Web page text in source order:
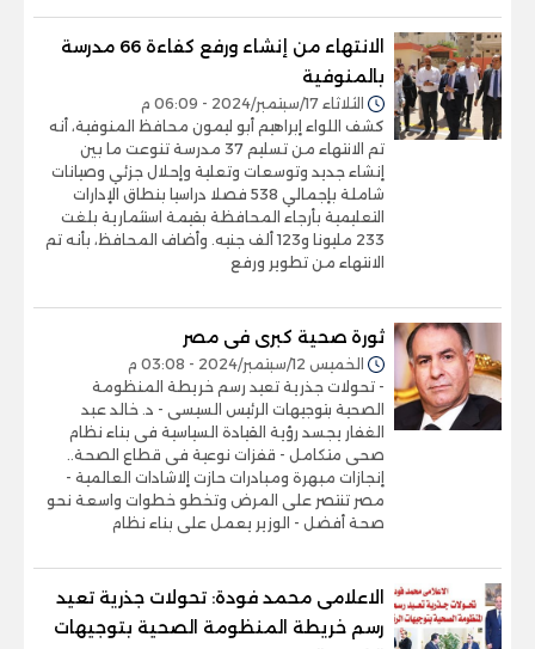
الانتهاء من إنشاء ورفع كفاءة 66 مدرسة
بالمنوفية
الثلاثاء 17/سبتمبر/2024 - 06:09 م
كشف اللواء إبراهيم أبو ليمون محافظ المنوفية، أنه
تم الانتهاء من تسليم 37 مدرسة تنوعت ما بين
إنشاء جديد وتوسعات وتعلية وإحلال جزئي وصيانات
شاملة بإجمالي 538 فصلا دراسيا بنطاق الإدارات
التعليمية بأرجاء المحافظة بقيمة استثمارية بلغت
233 مليونا و123 ألف جنيه. وأضاف المحافظ، بأنه تم
الانتهاء من تطوير ورفع
ثورة صحية كبرى فى مصر
الخميس 12/سبتمبر/2024 - 03:08 م
- تحولات جذرية تعيد رسم خريطة المنظومة
الصحية بتوجيهات الرئيس السيسى - د. خالد عبد
الغفار يجسد رؤية القيادة السياسية فى بناء نظام
صحى متكامل - قفزات نوعية فى قطاع الصحة..
إنجازات مبهرة ومبادرات حازت إلاشادات العالمية -
مصر تنتصر على المرض وتخطو خطوات واسعة نحو
صحة أفضل - الوزير يعمل على بناء نظام
الاعلامى محمد فودة: تحولات جذرية تعيد
رسم خريطة المنظومة الصحية بتوجيهات